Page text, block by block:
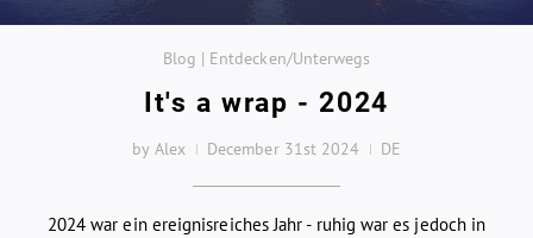
Blog | Entdecken/Unterwegs
It's a wrap - 2024
by Alex December 31st 2024 DE
2024 war ein ereignisreiches Jahr - ruhig war es jedoch in